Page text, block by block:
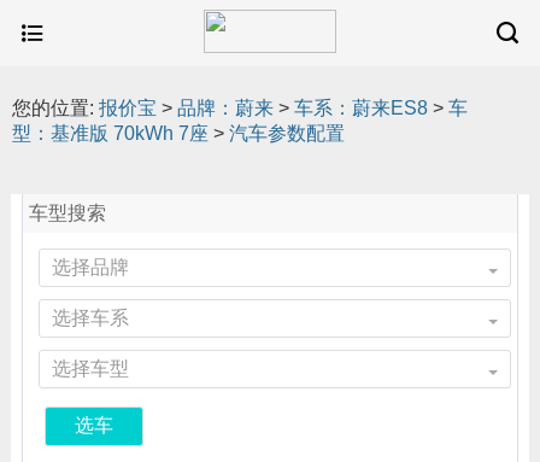
您的位置: 报价宝 > 品牌：蔚来 > 车系：蔚来ES8 > 车
型：基准版 70kWh 7座 > 汽车参数配置
车型搜索
选择品牌
选择车系
选择车型
选车